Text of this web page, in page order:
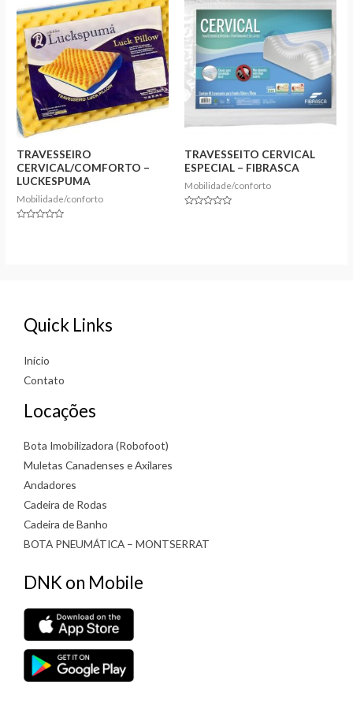
TRAVESSEIRO
CERVICAL/COMFORTO –
LUCKESPUMA
Mobilidade/conforto
TRAVESSEITO CERVICAL
ESPECIAL – FIBRASCA
Mobilidade/conforto
Quick Links
Início
Contato
Locações
Bota Imobilizadora (Robofoot)
Muletas Canadenses e Axilares
Andadores
Cadeira de Rodas
Cadeira de Banho
BOTA PNEUMÁTICA – MONTSERRAT
DNK on Mobile